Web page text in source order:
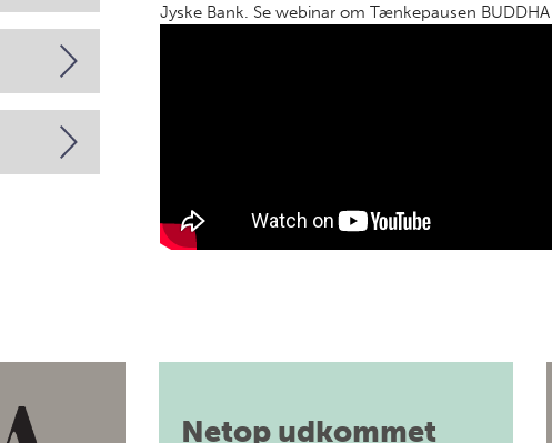
Jyske Bank. Se webinar om Tænkepausen
Netop udkommet